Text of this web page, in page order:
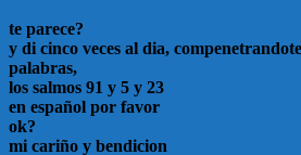
te parece?
y di cinco veces al dia,
palabras,
los salmos 91 y 5 y 23
en español por favor
ok?
mi cariño y bendicion